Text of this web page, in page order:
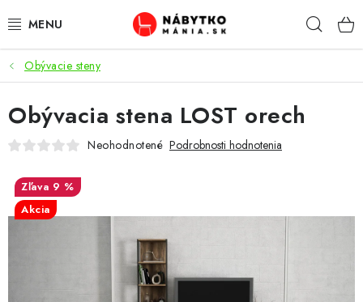
na
VÝPREDAJ
NOVINKY
OBÝVACIA IZBA
KUCHYŇA
Obývacie steny
Obývacia stena LOST orech
Neohodnotené Podrobnosti hodnotenia
9 %
Akcia